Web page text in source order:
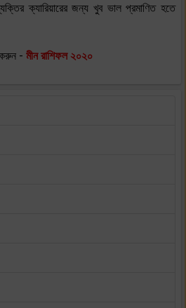
ক্যারিয়ারের জন্য খুব ভাল প্রমাণিত হতে
- মীন রাশিফল ২০২০